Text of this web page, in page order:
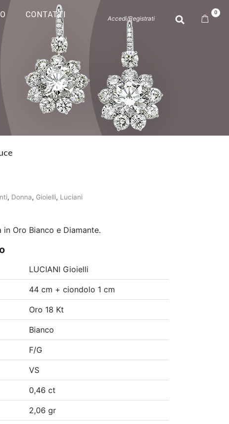
CONTATTI Accedi/Registrati
0
, Donna, Gioielli, Luciani
in Oro Bianco e Diamante.
LUCIANI Gioielli
44 cm + ciondolo 1 cm
Oro 18 Kt
Bianco
F/G
VS
0,46 ct
2,06 gr